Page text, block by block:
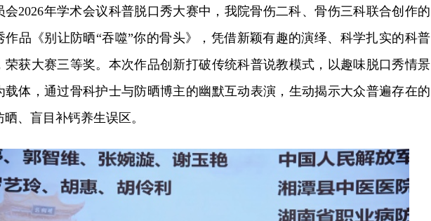
会2026年学术会议科普脱口秀大赛中，我院骨伤二科、骨伤三科联合创作的
作品《别让防晒“吞噬”你的骨头》，凭借新颖有趣的演绎、科学扎实的科普
荣获大赛三等奖。本次作品创新打破传统科普说教模式，以趣味脱口秀情景
载体，通过骨科护士与防晒博主的幽默互动表演，生动揭示大众普遍存在的
晒、盲目补钙养生误区。